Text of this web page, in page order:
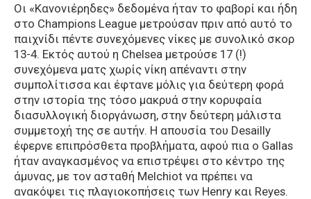
Οι «Κανονιέρηδες» δεδομένα ήταν το φαβορί και ήδη
στο Champions League μετρούσαν πριν από αυτό το
παιχνίδι πέντε συνεχόμενες νίκες με συνολικό σκορ
13-4. Εκτός αυτού η Chelsea μετρούσε 17 (!)
συνεχόμενα ματς χωρίς νίκη απέναντι στην
συμπολίτισσα και έφτανε μόλις για δεύτερη φορά
στην ιστορία της τόσο μακρυά στην κορυφαία
διασυλλογική διοργάνωση, στην δεύτερη μάλιστα
συμμετοχή της σε αυτήν. Η απουσία του Desailly
έφερνε επιπρόσθετα προβλήματα, αφού πια ο Gallas
ήταν αναγκασμένος να επιστρέψει στο κέντρο της
άμυνας, με τον ασταθή Melchiot να πρέπει να
ανακόψει τις πλαγιοκοπήσεις των Henry και Reyes.